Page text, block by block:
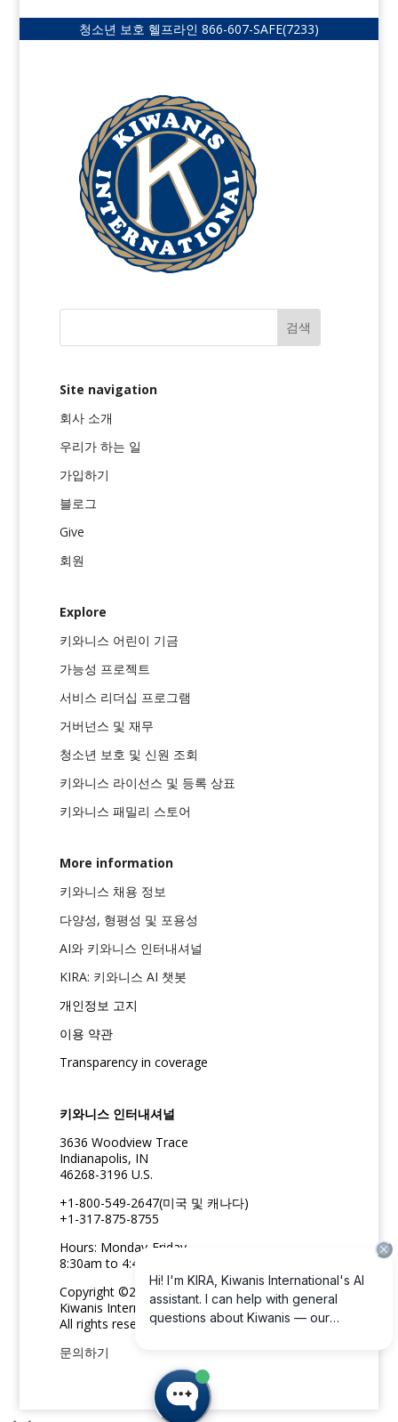
청소년 보호 헬프라인 866-607-SAFE(7233)
Site navigation
회사 소개
우리가 하는 일
가입하기
블로그
Give
회원
Explore
키와니스 어린이 기금
가능성 프로젝트
서비스 리더십 프로그램
거버넌스 및 재무
청소년 보호 및 신원 조회
키와니스 라이선스 및 등록 상표
키와니스 패밀리 스토어
More information
키와니스 채용 정보
다양성, 형평성 및 포용성
AI와 키와니스 인터내셔널
KIRA: 키와니스 AI 챗봇
개인정보 고지
이용 약관
Transparency in coverage
키와니스 인터내셔널
3636 Woodview Trace
Indianapolis, IN
46268-3196 U.S.
+1-800-549-2647(미국 및 캐나다)
+1-317-875-8755
Hours: Monday-Friday
8:30am to 4:45pm ET
Copyright ©2026
Kiwanis International
All rights reserved
문의하기